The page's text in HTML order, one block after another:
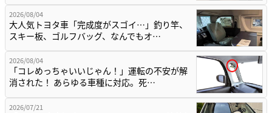
2026/08/04
大人気トヨタ車「完成度がスゴイ…」釣り竿、
スキー板、ゴルフバッグ、なんでもオ…
2026/08/04
「コレめっちゃいいじゃん！」運転の不安が解
消された！ あらゆる車種に対応。死…
2026/07/21